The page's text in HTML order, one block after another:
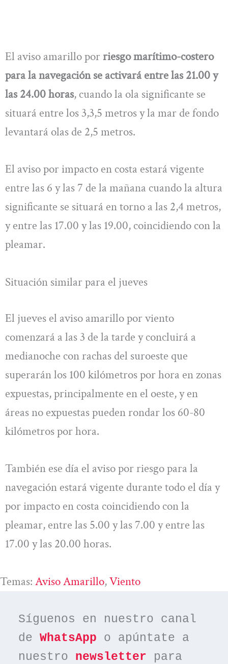
El aviso amarillo por riesgo marítimo-costero
para la navegación se activará entre las 21.00 y
las 24.00 horas, cuando la ola significante se
situará entre los 3,3,5 metros y la mar de fondo
levantará olas de 2,5 metros.
El aviso por impacto en costa estará vigente
entre las 6 y las 7 de la mañana cuando la altura
significante se situará en torno a las 2,4 metros,
y entre las 17.00 y las 19.00, coincidiendo con la
pleamar.
Situación similar para el jueves
El jueves el aviso amarillo por viento
comenzará a las 3 de la tarde y concluirá a
medianoche con rachas del suroeste que
superarán los 100 kilómetros por hora en zonas
expuestas, principalmente en el oeste, y en
áreas no expuestas pueden rondar los 60-80
kilómetros por hora.
También ese día el aviso por riesgo para la
navegación estará vigente durante todo el día y
por impacto en costa coincidiendo con la
pleamar, entre las 5.00 y las 7.00 y entre las
17.00 y las 20.00 horas.
Temas: Aviso Amarillo, Viento
Síguenos en nuestro canal
de WhatsApp o apúntate a
nuestro newsletter para